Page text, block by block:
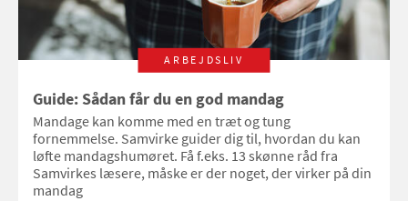
ARBEJDSLIV
Guide: Sådan får du en god mandag
Mandage kan komme med en træt og tung
fornemmelse. Samvirke guider dig til, hvordan du kan
løfte mandagshumøret. Få f.eks. 13 skønne råd fra
Samvirkes læsere, måske er der noget, der virker på din
mandag